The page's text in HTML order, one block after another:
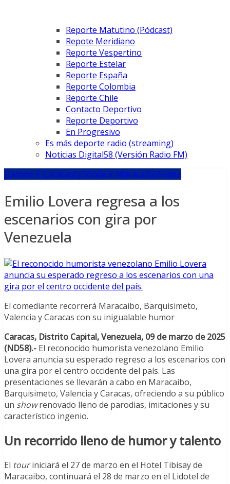
Reporte Matutino (Pódcast)
Repote Meridiano
Reporte Vespertino
Reporte Estelar
Reporte España
Reporte Colombia
Reporte Chile
Contacto Deportivo
Reporte Deportivo
En Progresivo
Es más deporte radio (streaming)
Noticias Digital58 (Versión Radio FM)
¿Dónde ir Caracas?¿Dónde ir Maracaibo?Fama
Emilio Lovera regresa a los
escenarios con gira por
Venezuela
El comediante recorrerá Maracaibo, Barquisimeto,
Valencia y Caracas con su inigualable humor
Caracas, Distrito Capital, Venezuela, 09 de marzo de 2025
(ND58).- El reconocido humorista venezolano Emilio
Lovera anuncia su esperado regreso a los escenarios con
una gira por el centro occidente del país. Las
presentaciones se llevarán a cabo en Maracaibo,
Barquisimeto, Valencia y Caracas, ofreciendo a su público
un showrenovado lleno de parodias, imitaciones y su
característico ingenio.
Un recorrido lleno de humor y talento
El touriniciará el 27 de marzo en el Hotel Tibisay de
Maracaibo, continuará el 28 de marzo en el Lidotel de